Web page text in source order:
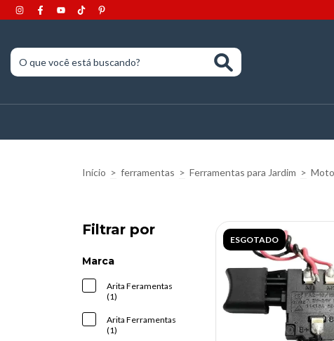
Início > ferramentas > Ferramentas para Jardim >
Filtrar por
Marca
Arita Feramentas
(1)
Arita Ferramentas
(1)
ESGOTADO